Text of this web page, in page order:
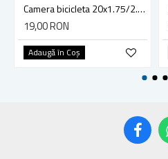
Camera bicicleta 20x1.75/2.125, Vee Rubber, (47-406), Made in Thailanda
19,00 RON
Adaugă în Coş